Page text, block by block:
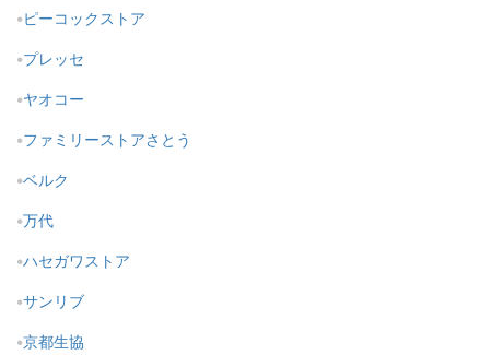
ピーコックストア
プレッセ
ヤオコー
ファミリーストアさとう
ベルク
万代
ハセガワストア
サンリブ
京都生協